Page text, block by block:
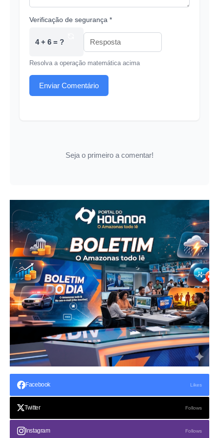
Verificação de segurança *
4 + 6 = ?
Resolva a operação matemática acima
Enviar Comentário
Seja o primeiro a comentar!
Facebook Likes
Twitter Follows
Instagram Follows